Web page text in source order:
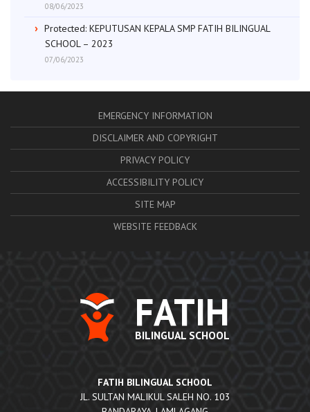
08/06/2023
Protected: KEPUTUSAN KEPALA SMP FATIH BILINGUAL
SCHOOL – 2023
07/06/2023
EMERGENCY INFORMATION
DISCLAIMER AND COPYRIGHT
PRIVACY POLICY
ACCESSIBILITY POLICY
SITE MAP
WEBSITE FEEDBACK
FATIH
BILINGUAL SCHOOL
FATIH BILINGUAL SCHOOL
JL. SULTAN MALIKUL SALEH NO. 103